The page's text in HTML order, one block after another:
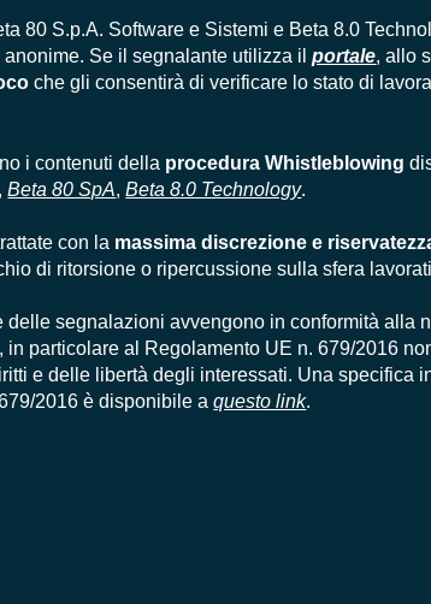
80 S.p.A. Software e Sistemi e Beta 8.0
Se il segnalante utilizza ilportale, allo
che gli consentirà di verificare lo stato di
i contenuti della procedura Whistleblowing
,Beta 80 SpA, Beta 8.0 Technology.
con la massima discrezione e
di ritorsione o ripercussione sulla sfera
delle segnalazioni avvengono in conformità alla
, in particolare al Regolamento UE n. 679/2016
e delle libertà degli interessati. Una specifica
2016 è disponibile a questo link.